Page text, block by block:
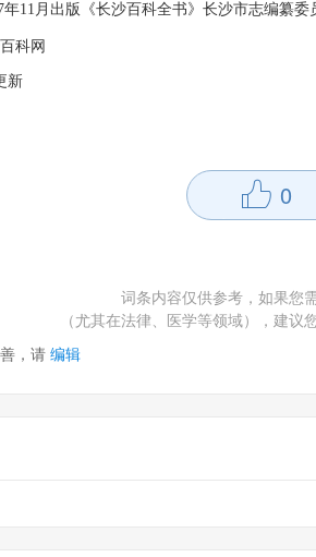
年11月出版《长沙百科全书》长沙市志编纂委
科网
新
0
词条内容仅供参考，如果您
（尤其在法律、医学等领域），建议
，请 编辑